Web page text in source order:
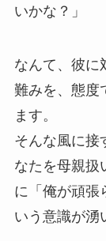
いかな？」
なんて、彼に
難みを、態度
ます。
そんな風に接
なたを母親扱
に「俺が頑張
いう意識が湧